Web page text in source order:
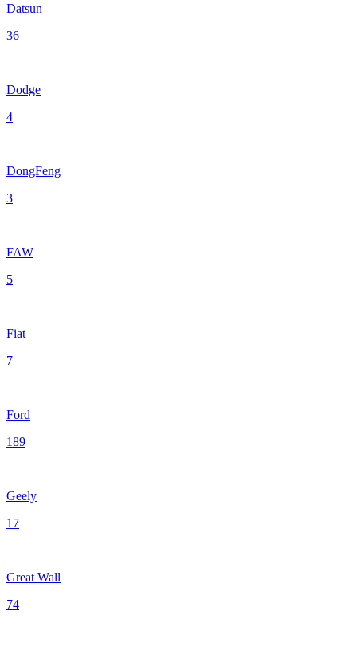
Datsun
36
Dodge
4
DongFeng
3
FAW
5
Fiat
7
Ford
189
Geely
17
Great Wall
74